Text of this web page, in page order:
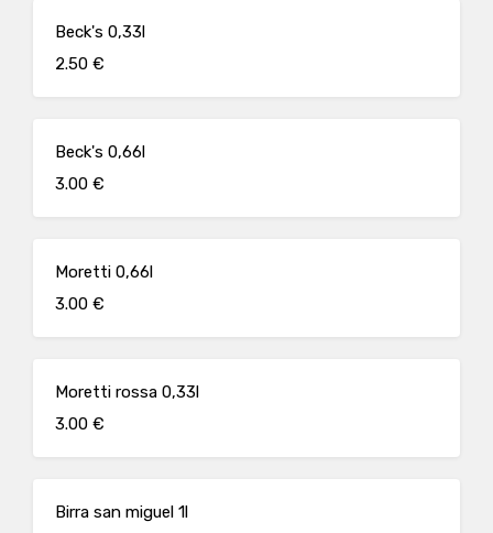
Beck's 0,33l
2.50 €
Beck's 0,66l
3.00 €
Moretti 0,66l
3.00 €
Moretti rossa 0,33l
3.00 €
Birra san miguel 1l